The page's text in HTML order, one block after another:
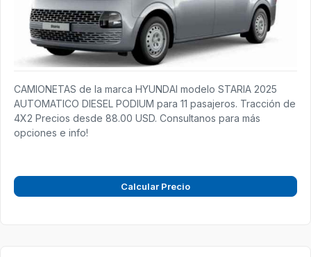
CAMIONETAS de la marca HYUNDAI modelo STARIA 2025
AUTOMATICO DIESEL PODIUM para 11 pasajeros. Tracción de
4X2 Precios desde 88.00 USD. Consultanos para más
opciones e info!
Calcular Precio